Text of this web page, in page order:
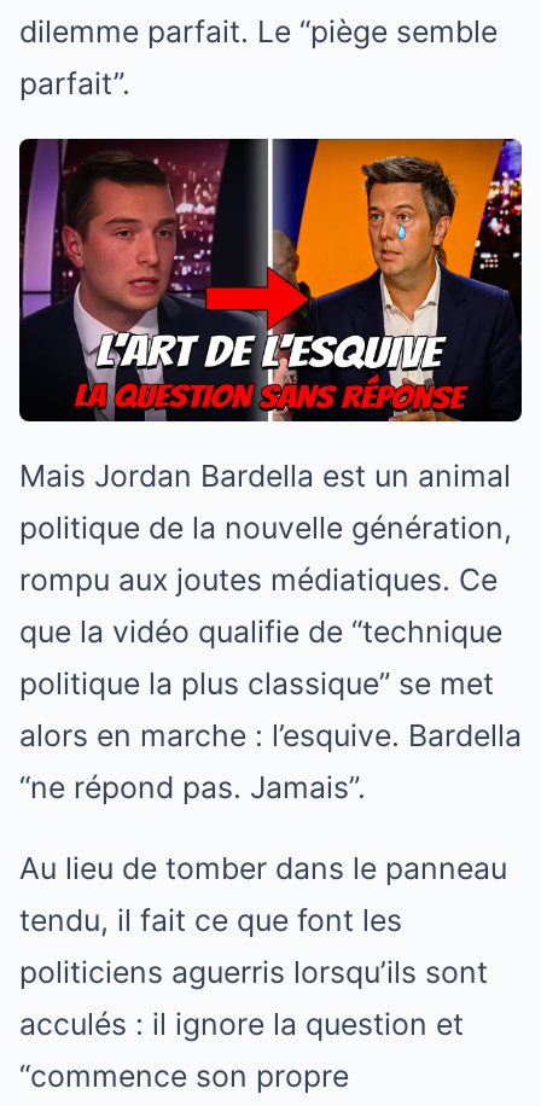
dilemme parfait. Le “piège semble
parfait”.
Mais Jordan Bardella est un animal
politique de la nouvelle génération,
rompu aux joutes médiatiques. Ce
que la vidéo qualifie de “technique
politique la plus classique” se met
alors en marche : l’esquive. Bardella
“ne répond pas. Jamais”.
Au lieu de tomber dans le panneau
tendu, il fait ce que font les
politiciens aguerris lorsqu’ils sont
acculés : il ignore la question et
“commence son propre